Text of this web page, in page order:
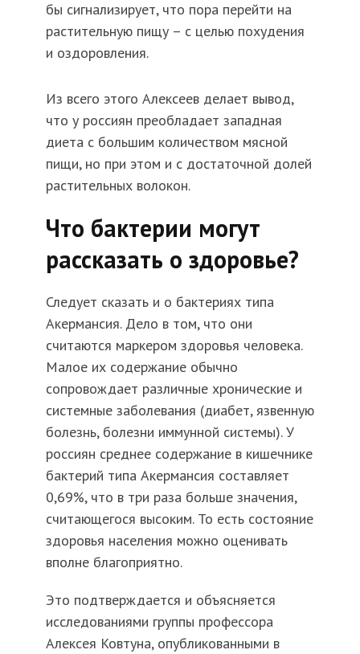
бы сигнализирует, что пора перейти на
растительную пищу – с целью похудения
и оздоровления.
Из всего этого Алексеев делает вывод,
что у россиян преобладает западная
диета с большим количеством мясной
пищи, но при этом и с достаточной долей
растительных волокон.
Что бактерии могут
рассказать о здоровье?
Следует сказать и о бактериях типа
Акермансия. Дело в том, что они
считаются маркером здоровья человека.
Малое их содержание обычно
сопровождает различные хронические и
системные заболевания (диабет, язвенную
болезнь, болезни иммунной системы). У
россиян среднее содержание в кишечнике
бактерий типа Акермансия составляет
0,69%, что в три раза больше значения,
считающегося высоким. То есть состояние
здоровья населения можно оценивать
вполне благоприятно.
Это подтверждается и объясняется
исследованиями группы профессора
Алексея Ковтуна, опубликованными в